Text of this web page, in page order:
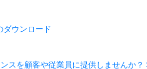
ダウンロード
スを顧客や従業員に提供しませんか？